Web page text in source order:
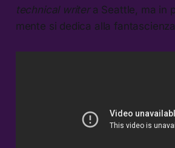
technical writer a Seattle, ma in
mente si dedica alla